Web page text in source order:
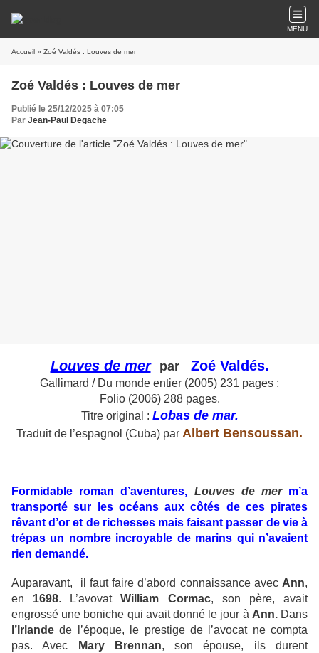
MENU
Accueil » Zoé Valdés : Louves de mer
Zoé Valdés : Louves de mer
Publié le 25/12/2025 à 07:05
Par Jean-Paul Degache
Louves de mer par Zoé Valdés.
Gallimard / Du monde entier (2005) 231 pages ;
Folio (2006) 288 pages.
Titre original : Lobas de mar.
Traduit de l’espagnol (Cuba) par Albert Bensoussan.
Formidable roman d’aventures, Louves de mer m’a
transporté sur les océans aux côtés de ces pirates
rêvant d’or et de richesses mais faisant passer de vie à
trépas un nombre incroyable de marins qui n’avaient
rien demandé.
Auparavant, il faut faire d’abord connaissance avec Ann,
en 1698. L’avovatWilliam Cormac, son père, avait
engrossé une boniche qui avait donné le jour à Ann.Dans
l’Irlande de l’époque, le prestige de l’avocat ne compta
pas. Avec
Mary Brennan, son épouse, ils durent